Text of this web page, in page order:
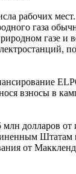
рабочих
газа
газе и
взносы в
долларов
Штатам
от